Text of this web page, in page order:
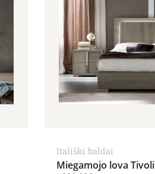
Itališki baldai
Miegamojo lova Tivoli